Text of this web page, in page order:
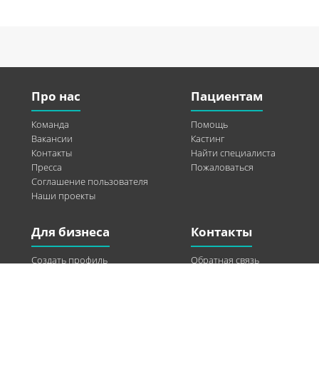
Про нас
Команда
Вакансии
Контакты
Пресса
Соглашение пользователя
Наши проекты
Пациентам
Помощь
Кастинг
Найти специалиста
Пожаловаться
Для бизнеса
Создать профиль
Контакты
Обратная связь